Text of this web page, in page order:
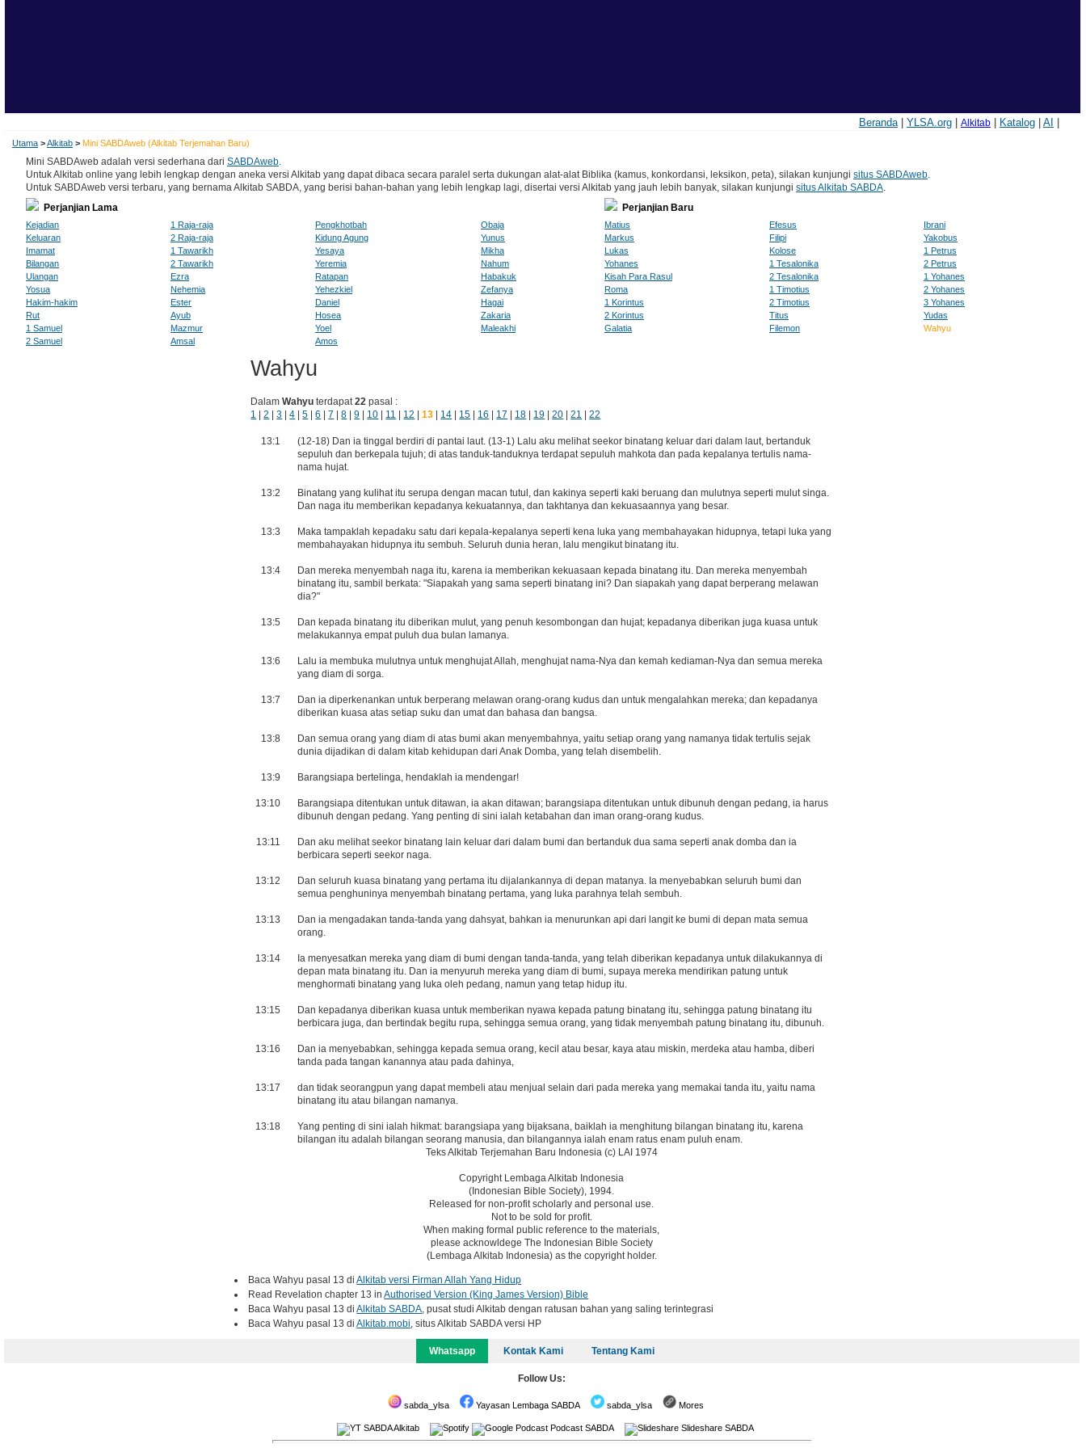
Beranda| YLSA.org| Alkitab| Katalog| AI
Utama >Alkitab > Mini SABDAweb (Alkitab Terjemahan Baru)
Mini SABDAweb adalah versi sederhana dari SABDAweb.
Untuk Alkitab online yang lebih lengkap dengan aneka versi Alkitab yang dapat dibaca secara paralel serta dukungan alat-alat Biblika (kamus, konkordansi, leksikon, peta), silakan kunjungi situs SABDAweb.
Untuk SABDAweb versi terbaru, yang bernama Alkitab SABDA, yang berisi bahan-bahan yang lebih lengkap lagi, disertai versi Alkitab yang jauh lebih banyak, silakan kunjungi situs Alkitab SABDA.
Perjanjian Lama
Perjanjian Baru
Kejadian
Keluaran
Imamat
Bilangan
Ulangan
Yosua
Hakim-hakim
Rut
1 Samuel
2 Samuel
1 Raja-raja
2 Raja-raja
1 Tawarikh
2 Tawarikh
Ezra
Nehemia
Ester
Ayub
Mazmur
Amsal
Pengkhotbah
Kidung Agung
Yesaya
Yeremia
Ratapan
Yehezkiel
Daniel
Hosea
Yoel
Amos
Obaja
Yunus
Mikha
Nahum
Habakuk
Zefanya
Hagai
Zakaria
Maleakhi
Matius
Markus
Lukas
Yohanes
Kisah Para Rasul
Roma
1 Korintus
2 Korintus
Galatia
Efesus
Filipi
Kolose
1 Tesalonika
2 Tesalonika
1 Timotius
2 Timotius
Titus
Filemon
Ibrani
Yakobus
1 Petrus
2 Petrus
1 Yohanes
2 Yohanes
3 Yohanes
Yudas
Wahyu
Wahyu
DalamWahyu terdapat22 pasal :
1 |2 |3 |4 |5 |6 |7 |8 |9 10 11 12 |13 14 15 16 17 18 19 |20 |21 |22
13:1
(12-18) Dan ia tinggal berdiri di pantai laut. (13-1) Lalu aku melihat seekor binatang keluar dari dalam laut, bertanduk
sepuluh dan berkepala tujuh; di atas tanduk-tanduknya terdapat sepuluh mahkota dan pada kepalanya tertulis nama-
nama hujat.
13:2
Binatang yang kulihat itu serupa dengan macan tutul, dan kakinya seperti kaki beruang dan mulutnya seperti mulut singa.
Dan naga itu memberikan kepadanya kekuatannya, dan takhtanya dan kekuasaannya yang besar.
13:3
Maka tampaklah kepadaku satu dari kepala-kepalanya seperti kena luka yang membahayakan hidupnya, tetapi luka yang
membahayakan hidupnya itu sembuh. Seluruh dunia heran, lalu mengikut binatang itu.
13:4
Dan mereka menyembah naga itu, karena ia memberikan kekuasaan kepada binatang itu. Dan mereka menyembah
binatang itu, sambil berkata: "Siapakah yang sama seperti binatang ini? Dan siapakah yang dapat berperang melawan
dia?"
13:5
Dan kepada binatang itu diberikan mulut, yang penuh kesombongan dan hujat; kepadanya diberikan juga kuasa untuk
melakukannya empat puluh dua bulan lamanya.
13:6
Lalu ia membuka mulutnya untuk menghujat Allah, menghujat nama-Nya dan kemah kediaman-Nya dan semua mereka
yang diam di sorga.
13:7
Dan ia diperkenankan untuk berperang melawan orang-orang kudus dan untuk mengalahkan mereka; dan kepadanya
diberikan kuasa atas setiap suku dan umat dan bahasa dan bangsa.
13:8
Dan semua orang yang diam di atas bumi akan menyembahnya, yaitu setiap orang yang namanya tidak tertulis sejak
dunia dijadikan di dalam kitab kehidupan dari Anak Domba, yang telah disembelih.
13:9 Barangsiapa bertelinga, hendaklah ia mendengar!
13:10
Barangsiapa ditentukan untuk ditawan, ia akan ditawan; barangsiapa ditentukan untuk dibunuh dengan pedang, ia harus
dibunuh dengan pedang. Yang penting di sini ialah ketabahan dan iman orang-orang kudus.
13:11
Dan aku melihat seekor binatang lain keluar dari dalam bumi dan bertanduk dua sama seperti anak domba dan ia
berbicara seperti seekor naga.
13:12
Dan seluruh kuasa binatang yang pertama itu dijalankannya di depan matanya. Ia menyebabkan seluruh bumi dan
semua penghuninya menyembah binatang pertama, yang luka parahnya telah sembuh.
13:13
Dan ia mengadakan tanda-tanda yang dahsyat, bahkan ia menurunkan api dari langit ke bumi di depan mata semua
orang.
13:14
Ia menyesatkan mereka yang diam di bumi dengan tanda-tanda, yang telah diberikan kepadanya untuk dilakukannya di
depan mata binatang itu. Dan ia menyuruh mereka yang diam di bumi, supaya mereka mendirikan patung untuk
menghormati binatang yang luka oleh pedang, namun yang tetap hidup itu.
13:15
Dan kepadanya diberikan kuasa untuk memberikan nyawa kepada patung binatang itu, sehingga patung binatang itu
berbicara juga, dan bertindak begitu rupa, sehingga semua orang, yang tidak menyembah patung binatang itu, dibunuh.
13:16
Dan ia menyebabkan, sehingga kepada semua orang, kecil atau besar, kaya atau miskin, merdeka atau hamba, diberi
tanda pada tangan kanannya atau pada dahinya,
13:17
dan tidak seorangpun yang dapat membeli atau menjual selain dari pada mereka yang memakai tanda itu, yaitu nama
binatang itu atau bilangan namanya.
13:18
Yang penting di sini ialah hikmat: barangsiapa yang bijaksana, baiklah ia menghitung bilangan binatang itu, karena
bilangan itu adalah bilangan seorang manusia, dan bilangannya ialah enam ratus enam puluh enam.
Teks Alkitab Terjemahan Baru Indonesia (c) LAI 1974
Copyright Lembaga Alkitab Indonesia
(Indonesian Bible Society), 1994.
Released for non-profit scholarly and personal use.
Not to be sold for profit.
When making formal public reference to the materials,
please acknowldege The Indonesian Bible Society
(Lembaga Alkitab Indonesia) as the copyright holder.
Baca Wahyu pasal 13 diAlkitab versi Firman Allah Yang Hidup
Read Revelation chapter 13 inAuthorised Version (King James Version) Bible
Baca Wahyu pasal 13 diAlkitab SABDA, pusat studi Alkitab dengan ratusan bahan yang saling terintegrasi
Baca Wahyu pasal 13 diAlkitab.mobi, situs Alkitab SABDA versi HP
Whatsapp Kontak Kami Tentang Kami
Follow Us:
sabda_ylsa Yayasan Lembaga SABDA sabda_ylsa Mores
SABDA Alkitab Podcast SABDA Slideshare SABDA